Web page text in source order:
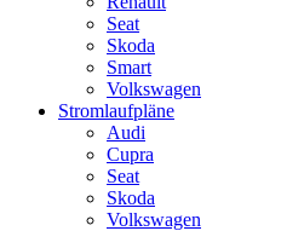
Seat
Skoda
Smart
Volkswagen
Stromlaufpläne
Audi
Cupra
Seat
Skoda
Volkswagen